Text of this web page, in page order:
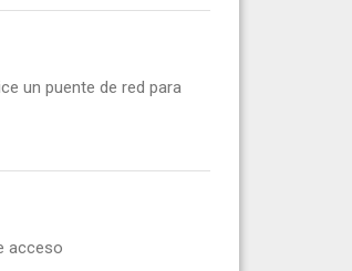
un puente de red para
acceso